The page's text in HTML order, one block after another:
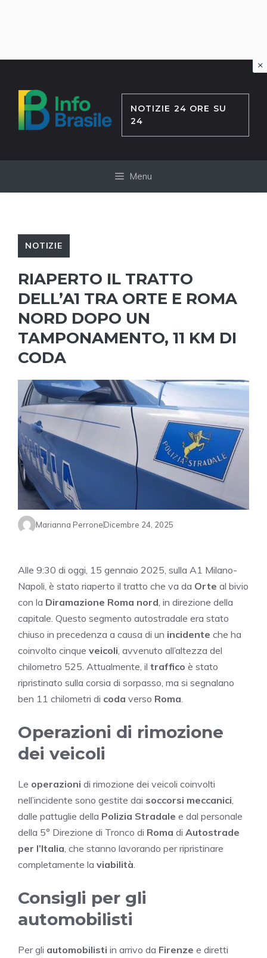
contenuto
NOTIZIE 24 ORE SU
24
Menu
NOTIZIE
RIAPERTO IL TRATTO
DELL’A1 TRA ORTE E ROMA
NORD DOPO UN
TAMPONAMENTO, 11 KM DI
CODA
Marianna PerroneDicembre 24, 2025
Alle 9:30 di oggi, 15 gennaio 2025, sulla A1 Milano-
Napoli, è stato riaperto il tratto che va da Orte al bivio
con la Diramazione Roma nord, in direzione della
capitale. Questo segmento autostradale era stato
chiuso in precedenza a causa di un incidente che ha
coinvolto cinque veicoli, avvenuto all’altezza del
chilometro 525. Attualmente, il traffico è stato
ripristinato sulla corsia di sorpasso, ma si segnalano
ben 11 chilometri di coda verso Roma.
Operazioni di rimozione
dei veicoli
Le operazioni di rimozione dei veicoli coinvolti
nell’incidente sono gestite dai soccorsi meccanici,
dalle pattuglie della Polizia Stradale e dal personale
della 5° Direzione di Tronco di Roma di Autostrade
per l’Italia, che stanno lavorando per ripristinare
completamente la viabilità.
Consigli per gli
automobilisti
Per gli automobilisti in arrivo da Firenze e diretti
×